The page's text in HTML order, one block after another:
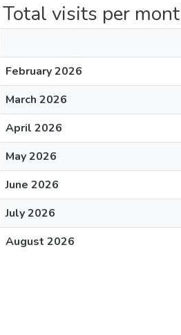
Total visits per
February 2026
March 2026
April 2026
May 2026
June 2026
July 2026
August 2026